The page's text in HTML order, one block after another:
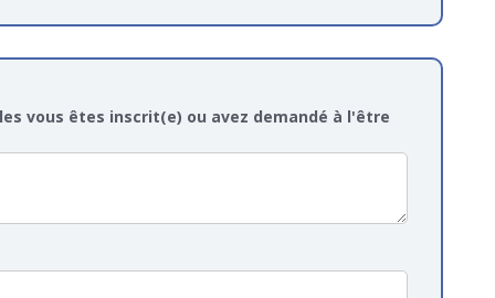
vous êtes inscrit(e) ou avez demandé à l'être